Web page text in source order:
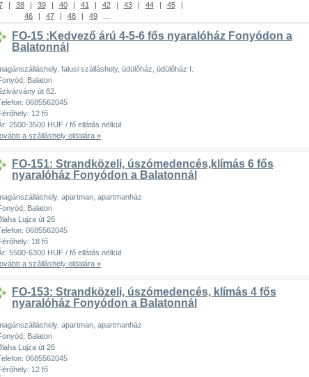
| 38 | 39 | 40 | 41 | 42 | 43 | 44 | 45
|
46
| 47 | 48 | 49
FO-15 :Kedvező árú 4-5-6 fős nyaralóház Fonyódon a
Balatonnál
falusi szálláshely, üdülőház, üdülőház I.
Balaton
út 82.
0685562045
12 fő
2500-3500 HUF / fő ellátás nélkül
a szálláshely oldalára »
FO-151: Strandközeli, úszómedencés,klímás 6 fős
nyaralóház Fonyódon a Balatonnál
apartman, apartmanház
Balaton
Lujza út 26
0685562045
18 fő
5500-6300 HUF / fő ellátás nélkül
a szálláshely oldalára »
FO-153: Strandközeli, úszómedencés, klímás 4 fős
nyaralóház Fonyódon a Balatonnál
apartman, apartmanház
Balaton
Lujza út 26
0685562045
12 fő